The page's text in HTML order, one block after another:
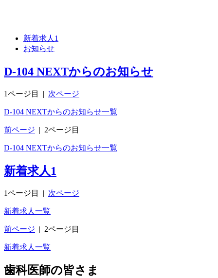
新着求人1
お知らせ
D-104 NEXTからのお知らせ
1ページ目 | 次ページ
D-104 NEXTからのお知らせ一覧
前ページ | 2ページ目
D-104 NEXTからのお知らせ一覧
新着求人1
1ページ目 | 次ページ
新着求人一覧
前ページ | 2ページ目
新着求人一覧
歯科医師の皆さま